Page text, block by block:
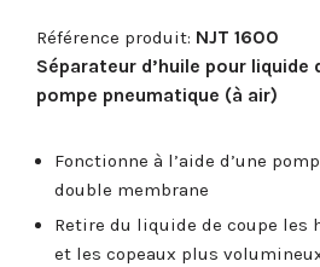
Référence produit: NJT 1600
Séparateur d’huile pour liquide
pompe pneumatique (à air)
Fonctionne à l’aide d’une
double membrane
Retire du liquide de coupe
et les copeaux plus